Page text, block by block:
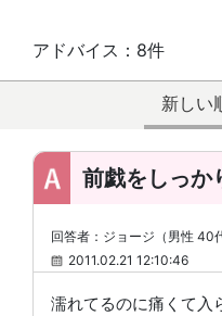
アドバイス：8件
新しい
前戯をしっか
回答者：ジョージ（男性 40
2011.02.21 12:10:46
濡れてるのに痛くて入